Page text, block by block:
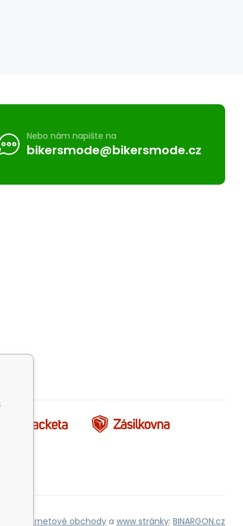
Nebo nám napište na
bikersmode@bikersmode.cz
Internetové obchody a www stránky: BINARGON.cz